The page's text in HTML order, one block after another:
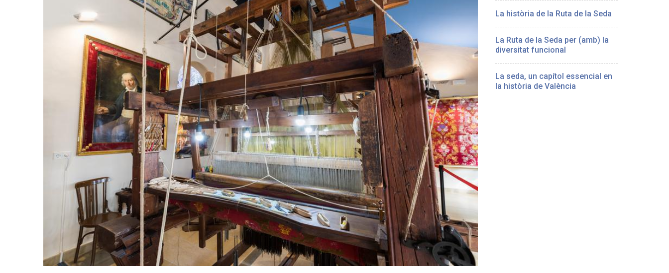
La història de la Ruta de la Seda
La Ruta de la Seda per (amb) la
diversitat funcional
La seda, un capítol essencial en
la història de València